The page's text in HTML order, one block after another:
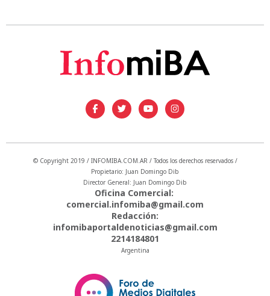
© Copyright 2019 / INFOMIBA.COM.AR / Todos los derechos reservados /
Propietario: Juan Domingo Dib
Director General: Juan Domingo Dib
Oficina Comercial:
comercial.infomiba@gmail.com
Redacción:
infomibaportaldenoticias@gmail.com
2214184801
Argentina